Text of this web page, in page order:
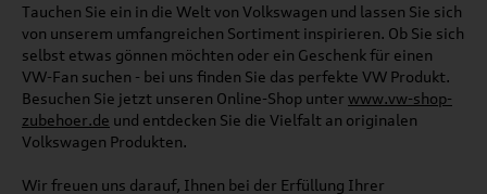
Tauchen Sie ein in die Welt von Volkswagen und lassen Sie sich
von unserem umfangreichen Sortiment inspirieren. Ob Sie sich
selbst etwas gönnen möchten oder ein Geschenk für einen
VW-Fan suchen - bei uns finden Sie das perfekte VW Produkt.
Besuchen Sie jetzt unseren Online-Shop unter www.vw-shop-
zubehoer.de und entdecken Sie die Vielfalt an originalen
Volkswagen Produkten.
Wir freuen uns darauf, Ihnen bei der Erfüllung Ihrer